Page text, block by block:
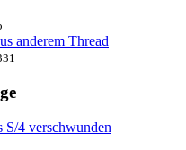
anderem Thread
S/4 verschwunden